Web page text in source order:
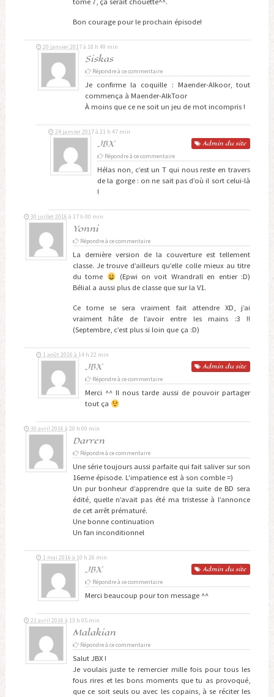
Bon courage pour le prochain épisode!
Siskas
20 janvier 2017 à 18 h 49 min
Répondre à ce commentaire
Je confirme la coquille : Maender-Alkoor, tout
commença à Maender-AlkToor
À moins que ce ne soit un jeu de mot incompris !
JBX Admin du site
24 janvier 2017 à 21 h 47 min
Répondre à ce commentaire
Hélas non, c’est un T qui nous reste en travers
de la gorge : on ne sait pas d’où il sort celui-là
!
Yonni
30 juillet 2016 à 17 h 00 min
Répondre à ce commentaire
La dernière version de la couverture est tellement
classe. Je trouve d’ailleurs qu’elle colle mieux au titre
du tome
(Epwi on voit Wrandrall en entier :D)
Bélial a aussi plus de classe que sur la V1.
Ce tome se sera vraiment fait attendre XD, j’ai
vraiment hâte de l’avoir entre les mains :3 !!
(Septembre, c’est plus si loin que ça :D)
JBX Admin du site
1 août 2016 à 14 h 22 min
Répondre à ce commentaire
Merci ^^ Il nous tarde aussi de pouvoir partager
tout ça
Darren
30 avril 2016 à 20 h 00 min
Répondre à ce commentaire
Une série toujours aussi parfaite qui fait saliver sur son
16eme épisode. L’impatience est à son comble =)
Un pur bonheur d’apprendre que la suite de BD sera
édité, quelle n’avait pas été ma tristesse à l’annonce
de cet arrêt prématuré.
Une bonne continuation
Un fan inconditionnel
JBX Admin du site
1 mai 2016 à 10 h 26 min
Répondre à ce commentaire
Merci beaucoup pour ton message ^^
Malakian
21 avril 2016 à 13 h 05 min
Répondre à ce commentaire
Salut JBX !
Je voulais juste te remercier mille fois pour tous les
fous rires et les bons moments que tu as provoqué,
que ce soit seuls ou avec les copains, à se réciter les